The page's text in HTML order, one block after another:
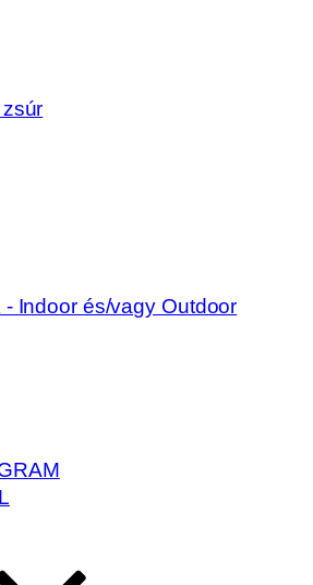
Indoor és/vagy Outdoor